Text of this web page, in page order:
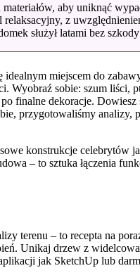
aby uniknąć
z
służył latami bez
miejscem do
Wyobraź sobie: szum
dekoracje.
przygotowaliśmy analizy,
konstrukcje celebrytów
– to sztuka łączenia
terenu – to recepta na
Unikaj drzew z
jak SketchUp lub